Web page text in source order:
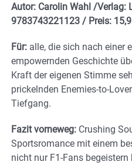
Autor: Carolin Wahl /Verlag:
9783743221123 / Preis:
Für: alle, die sich nach einer
empowernden Geschichte
Kraft der eigenen Stimme
prickelnden Enemies-to-
Tiefgang.
Fazit vorneweg: Crushing
Sportsromance mit einem
nicht nur F1-Fans